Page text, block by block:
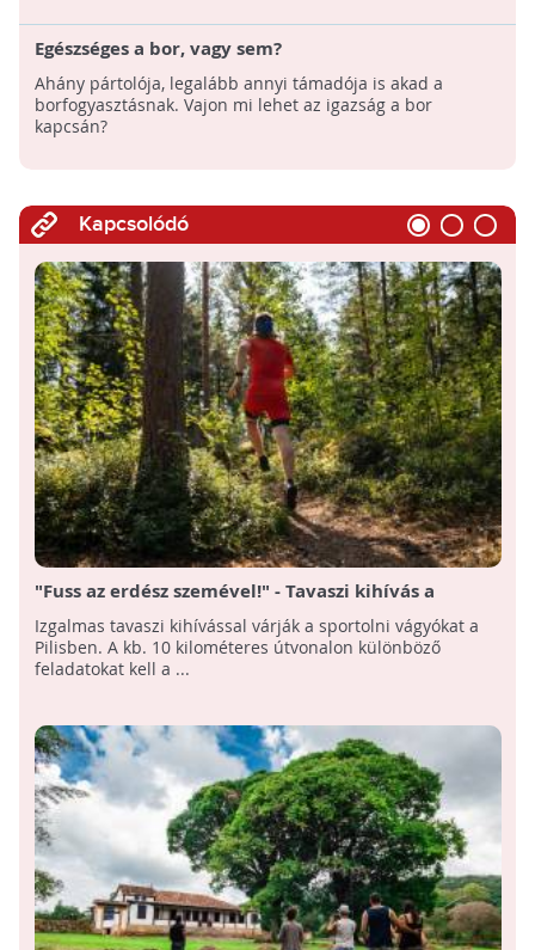
Egészséges a bor, vagy sem?
Ahány pártolója, legalább annyi támadója is akad a
borfogyasztásnak. Vajon mi lehet az igazság a bor
kapcsán?
Kapcsolódó
"Fuss az erdész szemével!" - Tavaszi kihívás a
Pilisben
Izgalmas tavaszi kihívással várják a sportolni vágyókat a
Pilisben. A kb. 10 kilométeres útvonalon különböző
feladatokat kell a ...